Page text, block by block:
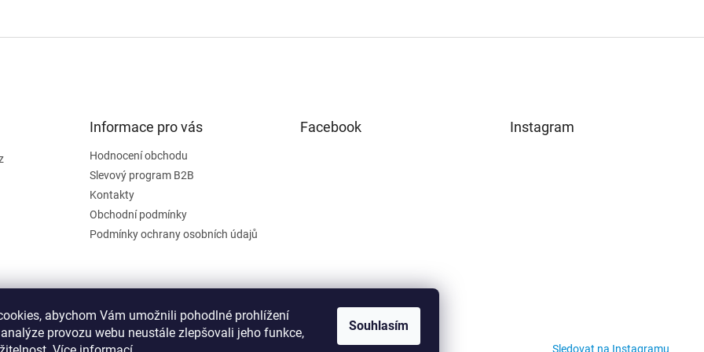
abychom Vám umožnili pohodlné prohlížení
provozu webu neustále zlepšovali jeho funkce,
Souhlasím
Informace pro vás
Hodnocení obchodu
Slevový program B2B
Kontakty
Obchodní podmínky
Podmínky ochrany osobních údajů
Facebook Instagram
Sledovat na Instagramu